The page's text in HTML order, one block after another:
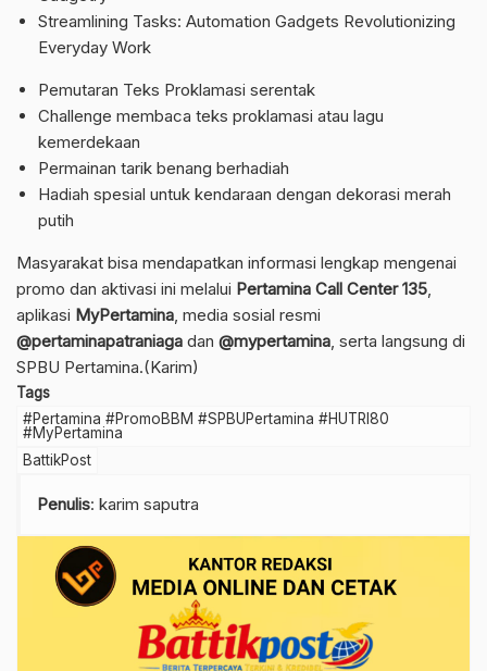
Streamlining Tasks: Automation Gadgets Revolutionizing
Everyday Work
Pemutaran Teks Proklamasi serentak
Challenge membaca teks proklamasi atau lagu
kemerdekaan
Permainan tarik benang berhadiah
Hadiah spesial untuk kendaraan dengan dekorasi merah
putih
Masyarakat bisa mendapatkan informasi lengkap mengenai
promo dan aktivasi ini melalui Pertamina Call Center 135
aplikasi MyPertamina , media sosial resmi
@pertaminapatraniaga dan @mypertamina , serta langsung di
SPBU Pertamina.(Karim)
Tags
#Pertamina #PromoBBM #SPBUPertamina #HUTRI80
#MyPertamina
BattikPost
Penulis: karim saputra